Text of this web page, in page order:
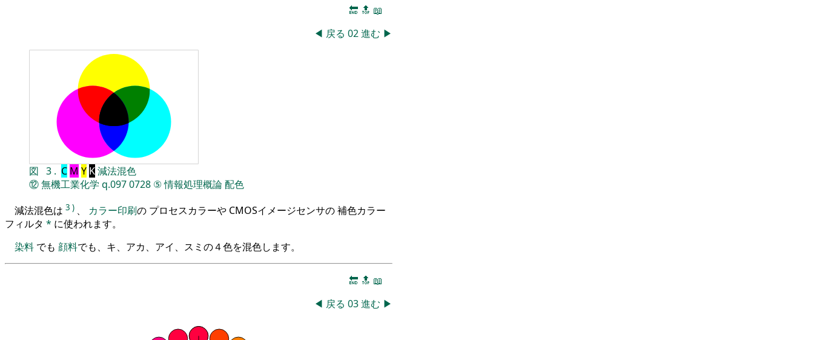
🔚 🔝 📖
◀ 戻る 02進む ▶
図 3 . C M Y K減法混色
⑫無機工業化学 q.0970728 ⑤情報処理概論配色
減法混色は 3 ) 、 カラー印刷の プロセスカラーや CMOSイメージセンサの 補色カラー
フィルタ * に使われます。
染料 でも 顔料でも、キ、アカ、アイ、スミの４色を混色します。
🔚 🔝 📖
◀ 戻る 03進む ▶